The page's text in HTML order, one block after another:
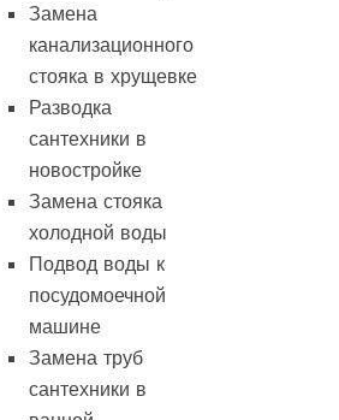
Замена
канализационного
стояка в хрущевке
Разводка
сантехники в
новостройке
Замена стояка
холодной воды
Подвод воды к
посудомоечной
машине
Замена труб
сантехники в